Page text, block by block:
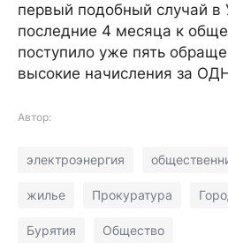
первый подобный случай в
последние 4 месяца к
поступило уже пять
высокие начисления за
Автор:
электроэнергия
жилье Прокуратура
Бурятия Общество